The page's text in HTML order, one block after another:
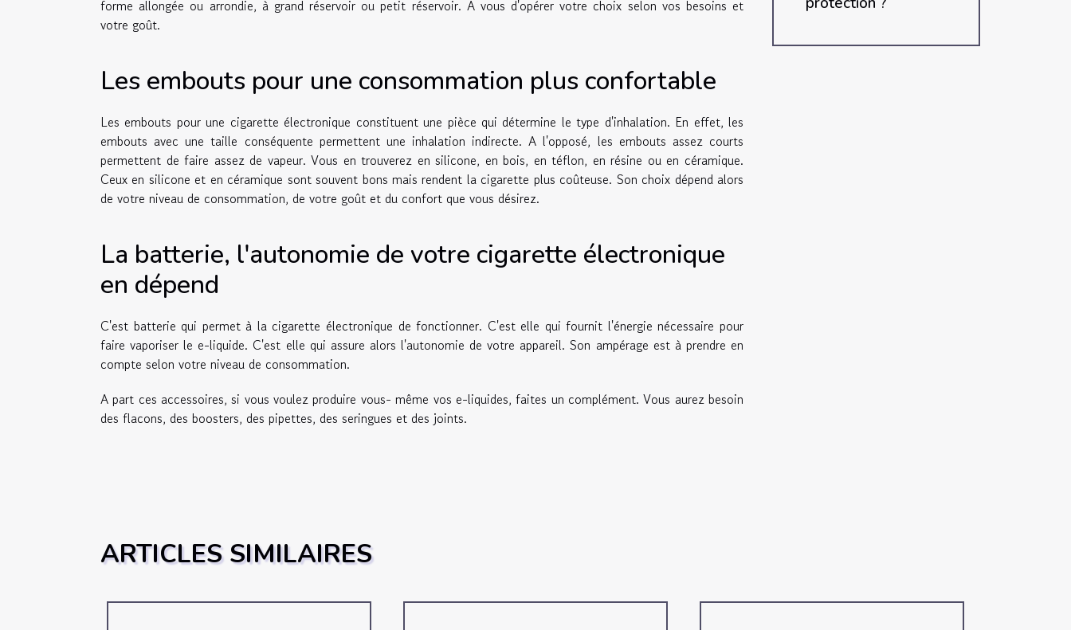
forme allongée ou arrondie, à grand réservoir ou petit réservoir. A vous d'opérer votre choix selon vos besoins et
votre goût.
Les embouts pour une consommation plus confortable
Les embouts pour une cigarette électronique constituent une pièce qui détermine le type d'inhalation. En effet, les
embouts avec une taille conséquente permettent une inhalation indirecte. A l'opposé, les embouts assez courts
permettent de faire assez de vapeur. Vous en trouverez en silicone, en bois, en téflon, en résine ou en céramique.
Ceux en silicone et en céramique sont souvent bons mais rendent la cigarette plus coûteuse. Son choix dépend alors
de votre niveau de consommation, de votre goût et du confort que vous désirez.
La batterie, l'autonomie de votre cigarette électronique
en dépend
C'est batterie qui permet à la cigarette électronique de fonctionner. C'est elle qui fournit l'énergie nécessaire pour
faire vaporiser le e-liquide. C'est elle qui assure alors l'autonomie de votre appareil. Son ampérage est à prendre en
compte selon votre niveau de consommation.
A part ces accessoires, si vous voulez produire vous- même vos e-liquides, faites un complément. Vous aurez besoin
des flacons, des boosters, des pipettes, des seringues et des joints.
ARTICLES SIMILAIRES